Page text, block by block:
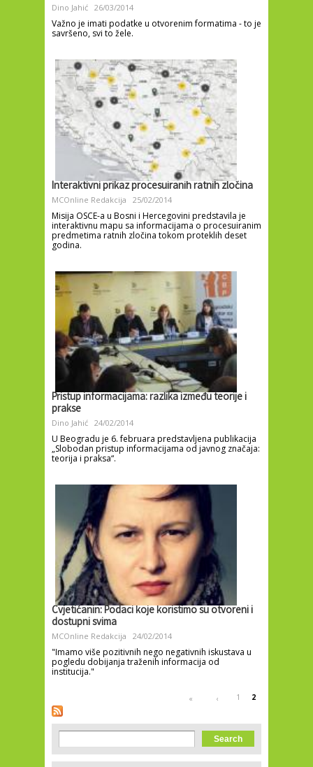
Dino Jahić 26/03/2014
Važno je imati podatke u otvorenim formatima - to je
savršeno, svi to žele.
Interaktivni prikaz procesuiranih ratnih zločina
MCOnline Redakcija 25/02/2014
Misija OSCE-a u Bosni i Hercegovini predstavila je
interaktivnu mapu sa informacijama o procesuiranim
predmetima ratnih zločina tokom proteklih deset
godina.
Pristup informacijama: razlika između teorije i
prakse
Dino Jahić 24/02/2014
U Beogradu je 6. februara predstavljena publikacija
„Slobodan pristup informacijama od javnog značaja:
teorija i praksa“.
Cvjetićanin: Podaci koje koristimo su otvoreni i
dostupni svima
MCOnline Redakcija 24/02/2014
"Imamo više pozitivnih nego negativnih iskustava u
pogledu dobijanja traženih informacija od
institucija."
Pages « ‹ 1 2
Search form
Search